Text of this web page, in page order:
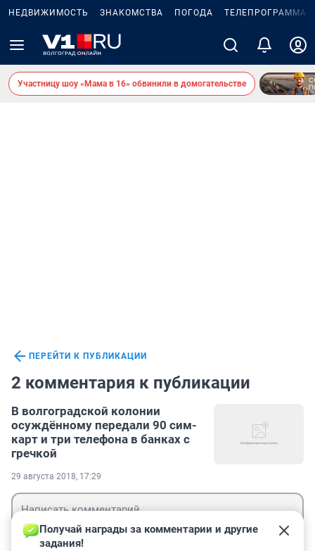
НЕДВИЖИМОСТЬ ЗНАКОМСТВА ПОГОДА ТЕЛЕПРОГРАММА
Участницу шоу «Мама в 16» обвинили в домогательстве
ПЕРЕЙТИ К ПУБЛИКАЦИИ
2 комментария к публикации
В волгоградской колонии
осуждённому передали 90 сим-
карт и три телефона в банках с
гречкой
29 августа 2018, 17:29
Получай награды за комментарии и другие
задания!